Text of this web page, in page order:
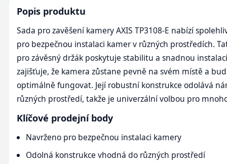
Popis produktu
Sada pro zavěšení kamery AXIS TP3108-E nabízí
pro bezpečnou instalaci kamer v různých prostředích.
pro závěsný držák poskytuje stabilitu a snadnou
zajišťuje, že kamera zůstane pevně na svém místě a
optimálně fungovat. Její robustní konstrukce odolává
různých prostředí, takže je univerzální volbou pro
Klíčové prodejní body
Navrženo pro bezpečnou instalaci kamery
Odolná konstrukce vhodná do různých prostředí